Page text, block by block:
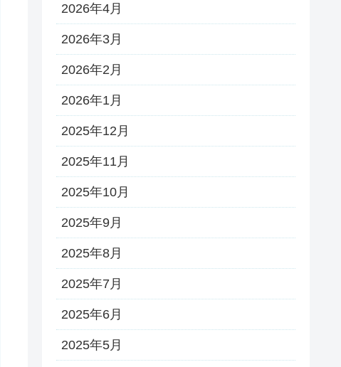
2026年4月
2026年3月
2026年2月
2026年1月
2025年12月
2025年11月
2025年10月
2025年9月
2025年8月
2025年7月
2025年6月
2025年5月